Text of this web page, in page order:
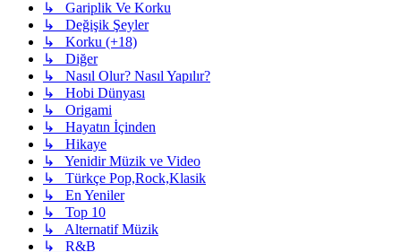
↳ Gariplik Ve Korku
↳ Değişik Şeyler
↳ Korku (+18)
↳ Diğer
↳ Nasıl Olur? Nasıl Yapılır?
↳ Hobi Dünyası
↳ Origami
↳ Hayatın İçinden
↳ Hikaye
↳ Yenidir Müzik ve Video
↳ Türkçe Pop,Rock,Klasik
↳ En Yeniler
↳ Top 10
↳ Alternatif Müzik
↳ R&B